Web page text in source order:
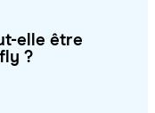
elle être
?